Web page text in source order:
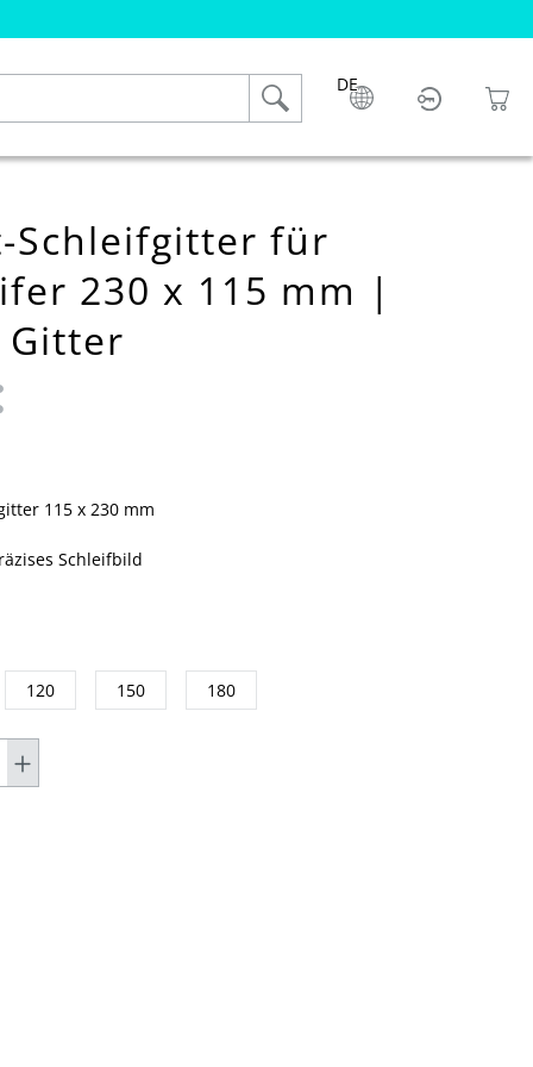
DE
Schleifgitter für
230 x 115 mm |
115 x 230 mm
Schleifbild
120 150 180